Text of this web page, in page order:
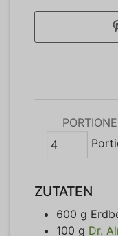
ZUTATEN
600 g
100 g Dr.